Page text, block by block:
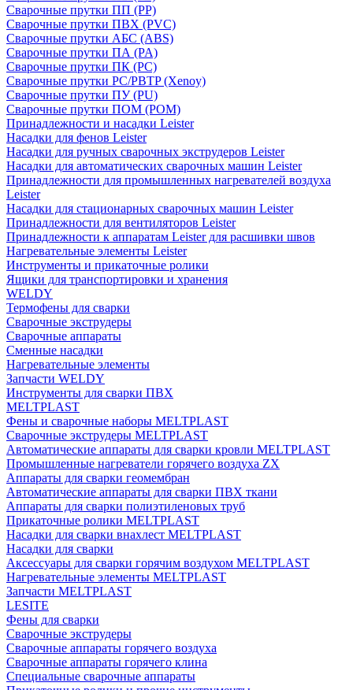
Сварочные прутки ПП (PP)
Сварочные прутки ПВХ (PVC)
Сварочные прутки АБС (ABS)
Сварочные прутки ПА (PA)
Сварочные прутки ПК (PC)
Сварочные прутки PC/PBTP (Xenoy)
Сварочные прутки ПУ (PU)
Сварочные прутки ПОМ (POM)
Принадлежности и насадки Leister
Насадки для фенов Leister
Насадки для ручных сварочных экструдеров Leister
Насадки для автоматических сварочных машин Leister
Принадлежности для промышленных нагревателей воздуха
Leister
Насадки для стационарных сварочных машин Leister
Принадлежности для вентиляторов Leister
Принадлежности к аппаратам Leister для расшивки швов
Нагревательные элементы Leister
Инструменты и прикаточные ролики
Ящики для транспортировки и хранения
WELDY
Термофены для сварки
Сварочные экструдеры
Сварочные аппараты
Сменные насадки
Нагревательные элементы
Запчасти WELDY
Инструменты для сварки ПВХ
MELTPLAST
Фены и сварочные наборы MELTPLAST
Сварочные экструдеры MELTPLAST
Автоматические аппараты для сварки кровли MELTPLAST
Промышленные нагреватели горячего воздуха ZX
Аппараты для сварки геомембран
Автоматические аппараты для сварки ПВХ ткани
Аппараты для сварки полиэтиленовых труб
Прикаточные ролики MELTPLAST
Насадки для сварки внахлест MELTPLAST
Насадки для сварки
Аксессуары для сварки горячим воздухом MELTPLAST
Нагревательные элементы MELTPLAST
Запчасти MELTPLAST
LESITE
Фены для сварки
Сварочные экструдеры
Сварочные аппараты горячего воздуха
Сварочные аппараты горячего клина
Специальные сварочные аппараты